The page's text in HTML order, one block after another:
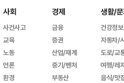
사회
사건사고
교육
노동
언론
환경
경제
금융
증권
산업/재계
중기/벤처
부동산
생활/
건강정보
자동차/
도로/교
여행/레
음식/맛